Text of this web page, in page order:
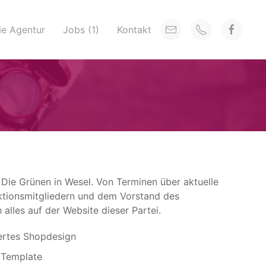
Agentur Jobs (1) Kontakt
Grünen in Wesel. Von Terminen über aktuelle
und dem Vorstand des
auf der Website dieser Partei.
Shopdesign